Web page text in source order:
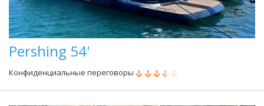
Pershing 54'
Конфиденциальные переговоры